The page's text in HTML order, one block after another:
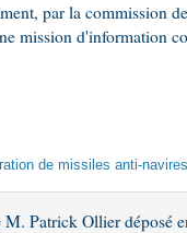
par la commission
mission d'information
de missiles anti-
Patrick Ollier déposé